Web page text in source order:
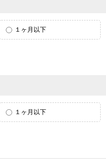
１ヶ月以下
１ヶ月以下